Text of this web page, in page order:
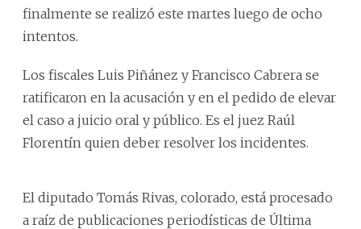
finalmente se realizó este martes luego de ocho
intentos.
Los fiscales Luis Piñánez y Francisco Cabrera se
ratificaron en la acusación y en el pedido de elevar
el caso a juicio oral y público. Es el juez Raúl
Florentín quien deber resolver los incidentes.
El diputado Tomás Rivas, colorado, está procesado
a raíz de publicaciones periodísticas de Última